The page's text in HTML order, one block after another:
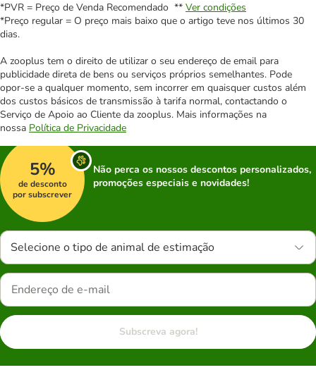
*PVR = Preço de Venda Recomendado ** Ver condições
*Preço regular = O preço mais baixo que o artigo teve nos últimos 30
dias.
A zooplus tem o direito de utilizar o seu endereço de email para
publicidade direta de bens ou serviços próprios semelhantes. Pode
opor-se a qualquer momento, sem incorrer em quaisquer custos além
dos custos básicos de transmissão à tarifa normal, contactando o
Serviço de Apoio ao Cliente da zooplus. Mais informações na
nossa Política de Privacidade
5%
de desconto
por subscrever
Não perca os nossos descontos personalizados,
promoções especiais e novidades!
Selecione o tipo de animal de estimação
Subscreva agora!